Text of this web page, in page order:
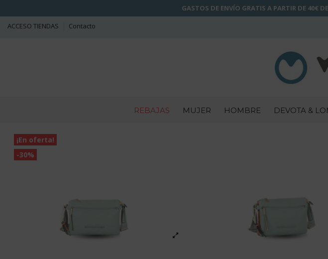
GASTOS DE ENVÍO GRATIS A PARTIR DE 40€
ACCESO TIENDAS
Contacto
REBAJAS MUJER HOMBRE DEVOTA &
¡En oferta!
-30%